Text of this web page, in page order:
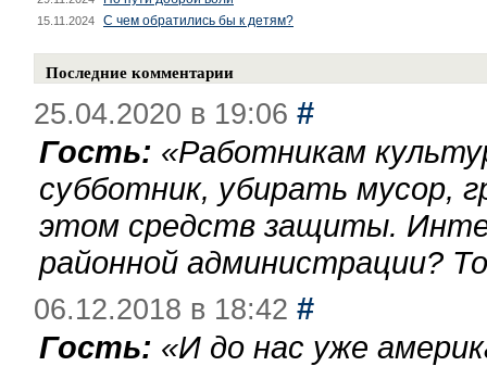
15.11.2024 С чем обратились бы к детям?
Последние комментарии
25.04.2020 в 19:06 #
Гость: «Работникам
субботник, убирать мусор,
этом средств защиты.
районной администрации?
06.12.2018 в 18:42 #
Гость: «И до нас уже